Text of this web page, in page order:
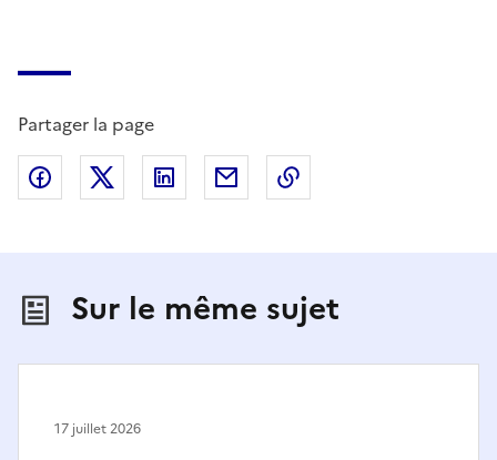
Partager la page
Partager sur Facebook
Partager sur X (anciennement Twitter)
Partager sur LinkedIn
Partager par email
Sur le même sujet
17 juillet 2026